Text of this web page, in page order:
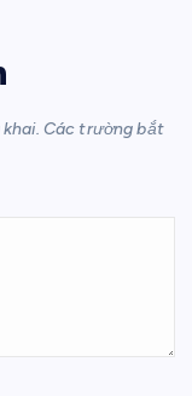
Các trường bắt